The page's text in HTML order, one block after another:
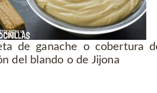
de ganache o cobertura
del blando o de Jijona